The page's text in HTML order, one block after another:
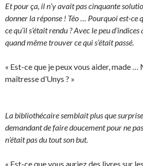
Et pour ça, il n’y avait pas cinquante
donner la réponse ! Téo … Pourquoi est-ce
ce qu’il s’était rendu ? Avec le peu
quand même trouver ce qui s’était passé.
« Est-ce que je peux vous aider, made …
maîtresse d’Unys ? »
La bibliothécaire semblait plus que
demandant de faire doucement pour ne
n’était pas du tout son but.
« Est-ce que vous auriez des livres sur